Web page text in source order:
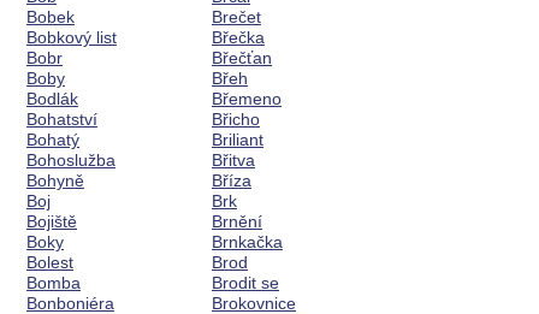
Bobek
Bobkový list
Bobr
Boby
Bodlák
Bohatství
Bohatý
Bohoslužba
Bohyně
Boj
Bojiště
Boky
Bolest
Bomba
Bonboniéra
Brečet
Břečka
Břečťan
Břeh
Břemeno
Břicho
Briliant
Břitva
Bříza
Brk
Brnění
Brnkačka
Brod
Brodit se
Brokovnice